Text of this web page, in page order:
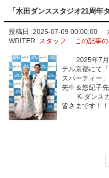
「水田ダンススタジオ21周年
投稿日 :2025-07-09 00:00:00
WRITER :スタッフ この記事
2025年7月6
テル京都にて
スパーティー
先生＆悠紀子
K-ダンスカ
皆さまです！